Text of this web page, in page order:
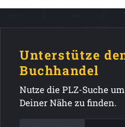
Unterstütze
Buchhandel
Nutze die PLZ-Suche
Deiner Nähe zu finden.